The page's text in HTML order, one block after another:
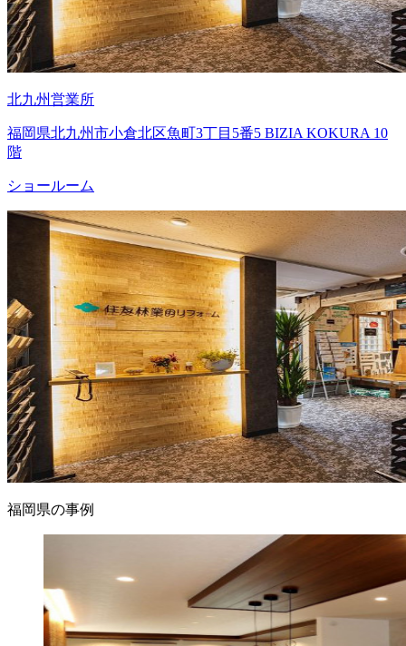
北九州営業所
福岡県北九州市小倉北区魚町3丁目5番5 BIZIA KOKURA 10
階
ショールーム
福岡県の事例